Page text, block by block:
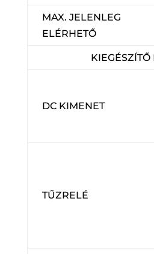
MAX. JELENLEG
ELÉRHETŐ
DC KIMENET
TŰZRELÉ